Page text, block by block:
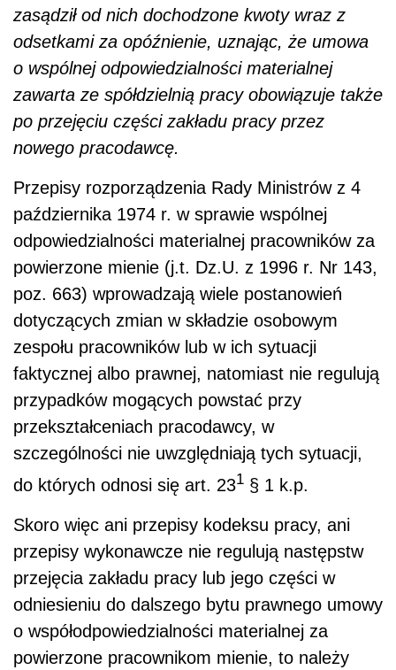
zasądził od nich dochodzone kwoty wraz z
odsetkami za opóźnienie, uznając, że umowa
o wspólnej odpowiedzialności materialnej
zawarta ze spółdzielnią pracy obowiązuje także
po przejęciu części zakładu pracy przez
nowego pracodawcę.
Przepisy rozporządzenia Rady Ministrów z 4
października 1974 r. w sprawie wspólnej
odpowiedzialności materialnej pracowników za
powierzone mienie (j.t. Dz.U. z 1996 r. Nr 143,
poz. 663) wprowadzają wiele postanowień
dotyczących zmian w składzie osobowym
zespołu pracowników lub w ich sytuacji
faktycznej albo prawnej, natomiast nie regulują
przypadków mogących powstać przy
przekształceniach pracodawcy, w
szczególności nie uwzględniają tych sytuacji,
do których odnosi się art. 231 § 1 k.p.
Skoro więc ani przepisy kodeksu pracy, ani
przepisy wykonawcze nie regulują następstw
przejęcia zakładu pracy lub jego części w
odniesieniu do dalszego bytu prawnego umowy
o współodpowiedzialności materialnej za
powierzone pracownikom mienie, to należy